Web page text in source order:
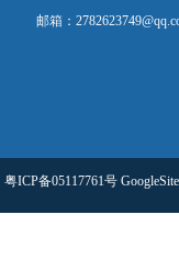
邮箱：
粤ICP备05117761号